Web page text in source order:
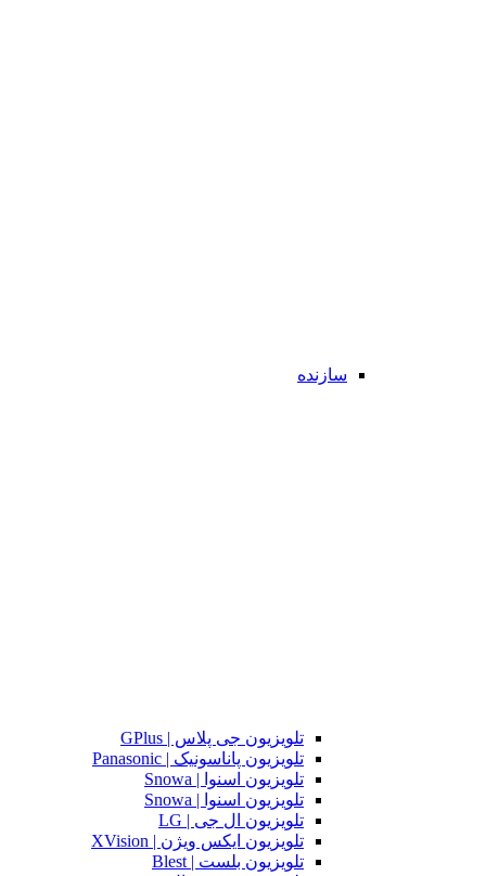
سازنده
تلویزیون جی پلاس | GPlus
تلویزیون پاناسونیک | Panasonic
تلویزیون اسنوا | Snowa
تلویزیون اسنوا | Snowa
تلویزیون ال جی | LG
تلویزیون ایکس ویژن | XVision
تلویزیون بلست | Blest